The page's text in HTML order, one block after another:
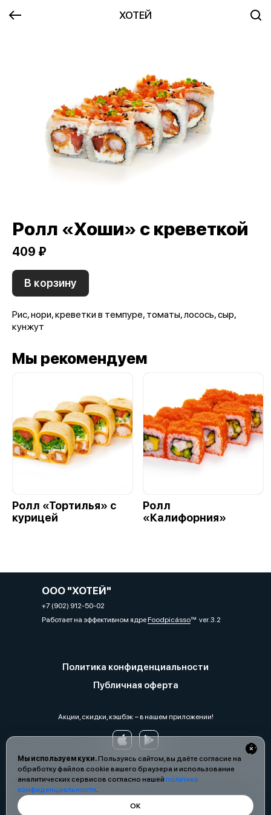
ХОТЕЙ
Мы используем куки.Пользуясь сайтом, вы даёте согласие на
обработку файлов cookie вашего браузера и использование
аналитических сервисов согласно нашей политике
конфиденциальности.
ОК
Ролл «Хоши» с креветкой
409 ₽
В корзину
Рис, нори, креветки в темпуре, томаты, лосось, сыр,
кунжут
Мы рекомендуем
Ролл «Тортилья» с
курицей
Ролл
«Калифорния»
ООО "ХОТЕЙ"
+7 (902) 912-50-02
Работает на эффективном ядреFoodpicássover. 3.2
Политика конфиденциальности
Публичная оферта
Акции, скидки, кэшбэк − в нашем приложении!